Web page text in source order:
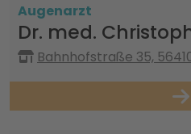
Augenarzt
Dr. med.
Bahnhofstraße 35,